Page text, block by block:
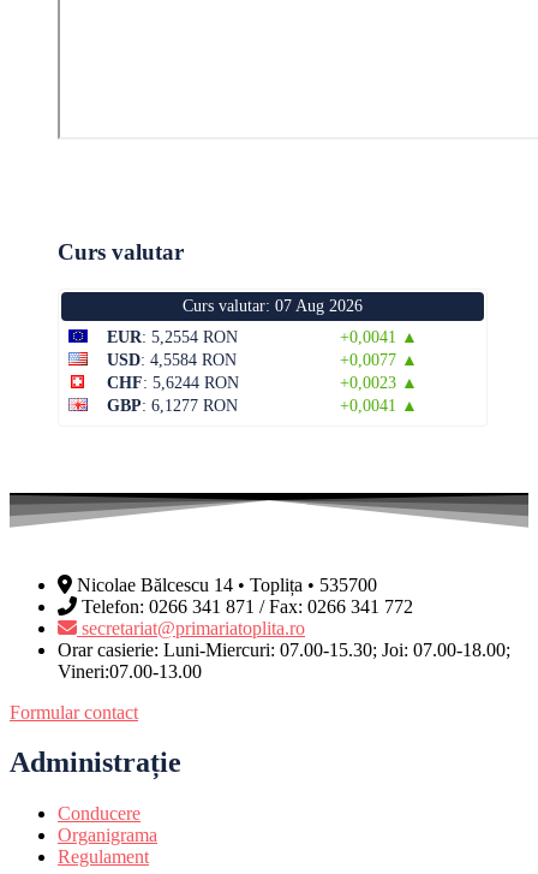
Curs valutar
Curs valutar: 07 Aug 2026
EUR: 5,2554 RON
+0,0041 ▲
USD: 4,5584 RON
+0,0077 ▲
CHF: 5,6244 RON
+0,0023 ▲
GBP: 6,1277 RON +0,0041 ▲
Nicolae Bălcescu 14 • Toplița • 535700
Telefon: 0266 341 871 / Fax: 0266 341 772
secretariat@primariatoplita.ro
Orar casierie: Luni-Miercuri: 07.00-15.30; Joi: 07.00-18.00;
Vineri:07.00-13.00
Formular contact
Administrație
Conducere
Organigrama
Regulament